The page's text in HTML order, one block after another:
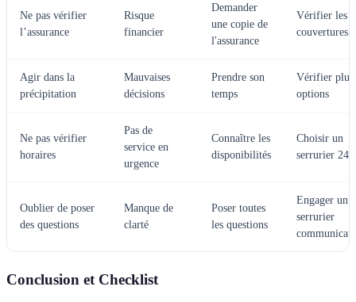
Ne pas vérifier
l’assurance
Risque
financier
Demander
une copie de
l'assurance
Vérifier les
couvertures
Agir dans la
précipitation
Mauvaises
décisions
Prendre son
temps
Vérifier
options
Ne pas vérifier
horaires
Pas de
service en
urgence
Connaître les
disponibilités
Choisir un
serrurier 24/
Oublier de poser
des questions
Manque de
clarté
Poser toutes
les questions
Engager un
serrurier
Conclusion et Checklist